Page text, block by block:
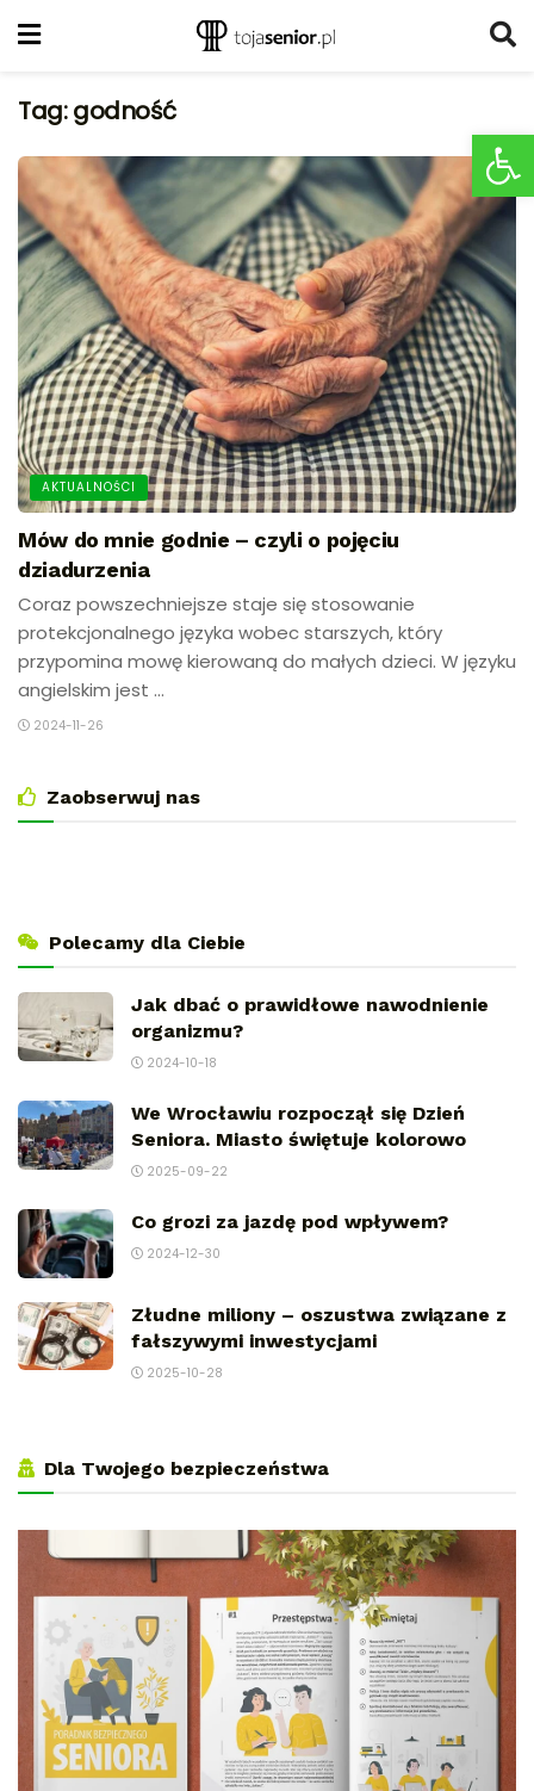
Tag:godność
AKTUALNOŚCI
Mów do mnie godnie – czyli o pojęciu
dziadurzenia
Coraz powszechniejsze staje się stosowanie
protekcjonalnego języka wobec starszych, który
przypomina mowę kierowaną do małych dzieci. W języku
angielskim jest ...
2024-11-26
Zaobserwuj nas
Polecamy dla Ciebie
Jak dbać o prawidłowe nawodnienie
organizmu?
2024-10-18
We Wrocławiu rozpoczął się Dzień
Seniora. Miasto świętuje kolorowo
2025-09-22
Co grozi za jazdę pod wpływem?
2024-12-30
Złudne miliony – oszustwa związane z
fałszywymi inwestycjami
2025-10-28
Dla Twojego bezpieczeństwa